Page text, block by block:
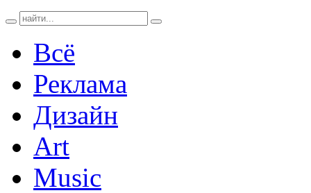
Всё
Реклама
Дизайн
Art
Music